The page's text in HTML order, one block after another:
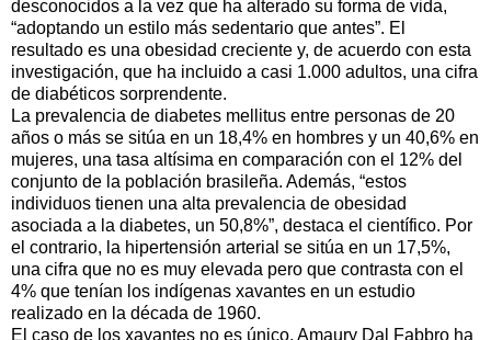
desconocidos a la vez que ha alterado su forma de vida,
“adoptando un estilo más sedentario que antes”. El
resultado es una obesidad creciente y, de acuerdo con esta
investigación, que ha incluido a casi 1.000 adultos, una cifra
de diabéticos sorprendente.
La prevalencia de diabetes mellitus entre personas de 20
años o más se sitúa en un 18,4% en hombres y un 40,6% en
mujeres, una tasa altísima en comparación con el 12% del
conjunto de la población brasileña. Además, “estos
individuos tienen una alta prevalencia de obesidad
asociada a la diabetes, un 50,8%”, destaca el científico. Por
el contrario, la hipertensión arterial se sitúa en un 17,5%,
una cifra que no es muy elevada pero que contrasta con el
4% que tenían los indígenas xavantes en un estudio
realizado en la década de 1960.
El caso de los xavantes no es único. Amaury Dal Fabbro ha